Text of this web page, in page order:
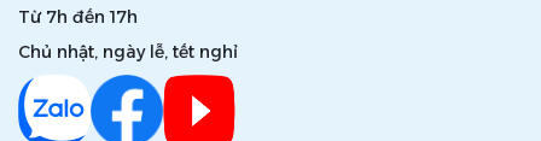
Từ 7h đến 17h
Chủ nhật, ngày lễ, tết nghỉ